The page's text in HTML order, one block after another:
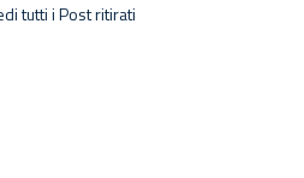
tutti i Post ritirati